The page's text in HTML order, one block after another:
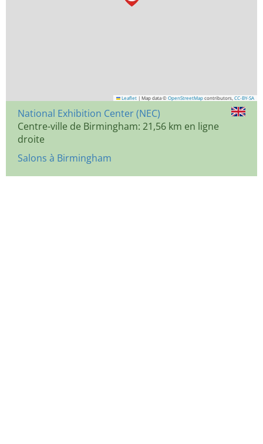
Leaflet | Map data © OpenStreetMap contributors, CC-BY-SA
National Exhibition Center (NEC)
Centre-ville de Birmingham: 21,56 km en ligne
droite
Salons à Birmingham